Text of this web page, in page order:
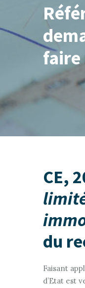
CE,
du
Faisant
d’Etat est